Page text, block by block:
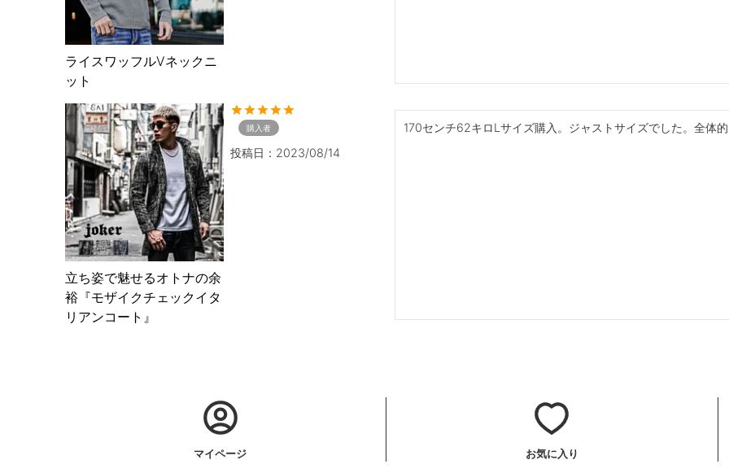
ライスワッフルVネックニ
ット
立ち姿で魅せるオトナの余
裕『モザイクチェックイタ
リアンコート』
購入者
投稿日 2023/08/14
170センチ62キロLサイズ購入。ジャストサイズでした。全体
マイページ お気に入り